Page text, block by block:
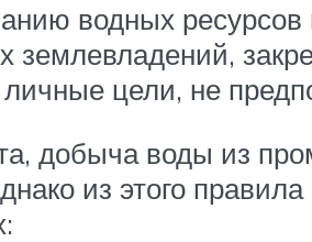
водных
землевладений,
цели, не
добыча воды из
из этого